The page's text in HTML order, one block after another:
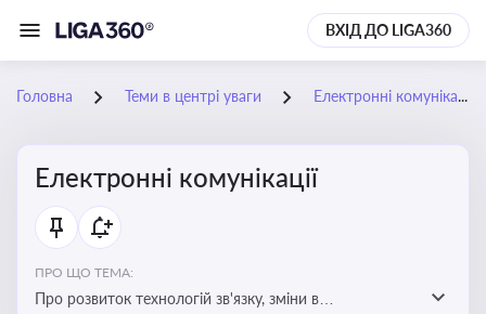
ВХІД ДО LIGA360
Головна Теми в центрі уваги Електронні комунікації
Електронні комунікації
ПРО ЩО ТЕМА:
Про розвиток технологій зв'язку, зміни в